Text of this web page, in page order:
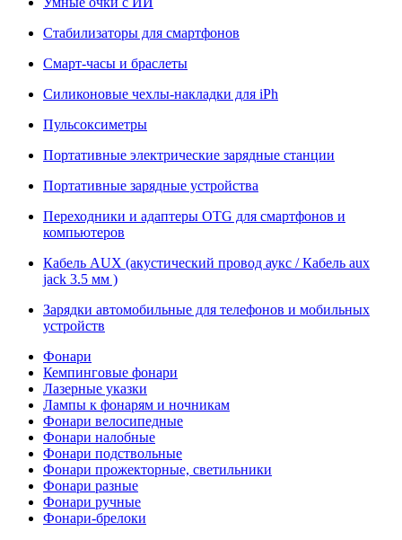
Стабилизаторы для смартфонов
Смарт-часы и браслеты
Силиконовые чехлы-накладки для iPh
Пульсоксиметры
Портативные электрические зарядные станции
Портативные зарядные устройства
Переходники и адаптеры OTG для смартфонов и
компьютеров
Кабель AUX (акустический провод аукс / Кабель aux
jack 3.5 мм )
Зарядки автомобильные для телефонов и мобильных
устройств
Фонари
Кемпинговые фонари
Лазерные указки
Лампы к фонарям и ночникам
Фонари велосипедные
Фонари налобные
Фонари подствольные
Фонари прожекторные, светильники
Фонари разные
Фонари ручные
Фонари-брелоки